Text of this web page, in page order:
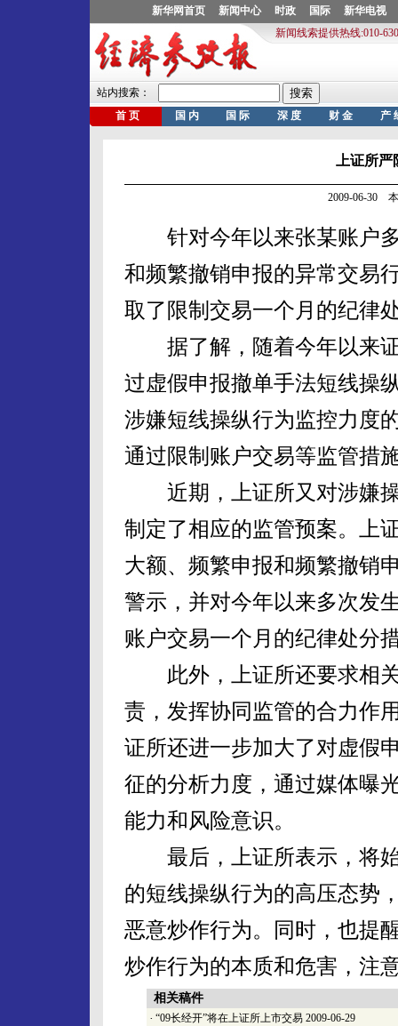
上证所
2009-06-30
针对今年以来张某账户多
和频繁撤销申报的异常交易
取了限制交易一个月的纪律
据了解，随着今年以来证
过虚假申报撤单手法短线操
涉嫌短线操纵行为监控力度
通过限制账户交易等监管措
近期，上证所又对涉嫌操
制定了相应的监管预案。上
大额、频繁申报和频繁撤销
警示，并对今年以来多次发
账户交易一个月的纪律处分
此外，上证所还要求相关
责，发挥协同监管的合力作
证所还进一步加大了对虚假
征的分析力度，通过媒体曝
能力和风险意识。
最后，上证所表示，将始
的短线操纵行为的高压态势
恶意炒作行为。同时，也提
炒作行为的本质和危害，注
相关稿件
· “09长经开”将在上证所上市交易 2009-06-29